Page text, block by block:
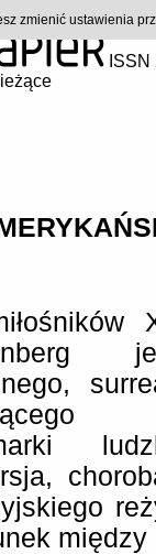
między
zmienić ustawienia